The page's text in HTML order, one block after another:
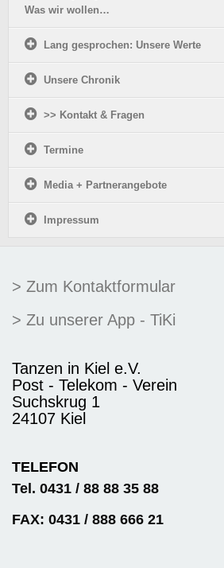
Was wir wollen…
Lang gesprochen: Unsere Werte
Unsere Chronik
>> Kontakt & Fragen
Termine
Media + Partnerangebote
Impressum
> Zum Kontaktformular
> Zu unserer App - TiKi
Tanzen in Kiel e.V.
Post - Telekom - Verein
Suchskrug 1
24107 Kiel
TELEFON
Tel. 0431 / 88 88 35 88
FAX: 0431 / 888 666 21